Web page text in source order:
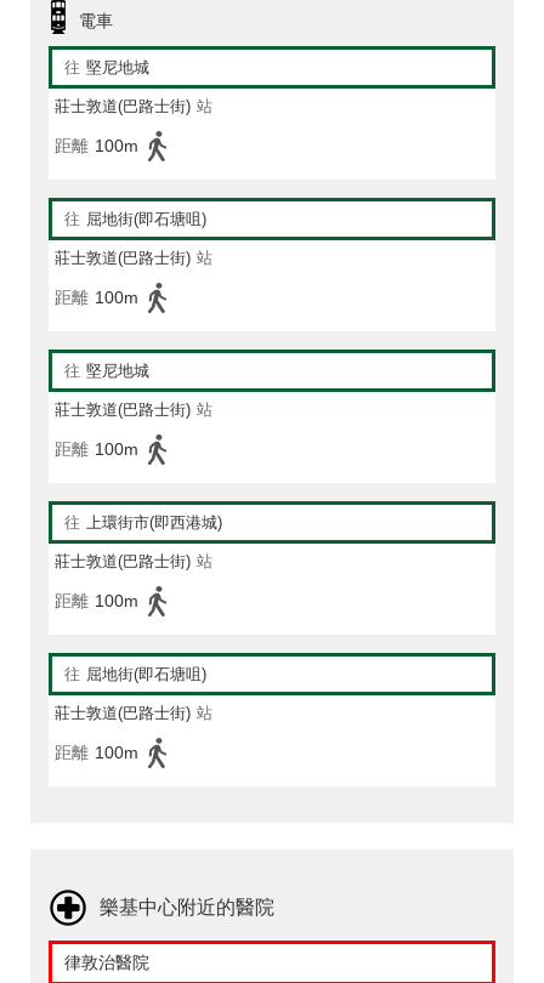
電車
往 堅尼地城
莊士敦道(巴路士街) 站
距離 100m
往 屈地街(即石塘咀)
莊士敦道(巴路士街) 站
距離 100m
往 堅尼地城
莊士敦道(巴路士街) 站
距離 100m
往 上環街市(即西港城)
莊士敦道(巴路士街) 站
距離 100m
往 屈地街(即石塘咀)
莊士敦道(巴路士街) 站
距離 100m
樂基中心附近的醫院
律敦治醫院